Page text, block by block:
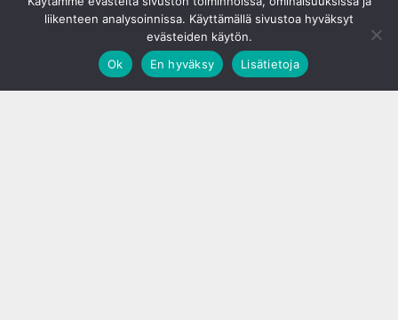
liikenteen analysoinnissa. Käyttämällä sivustoa hyväksyt
evästeiden käytön.
Ok
En hyväksy Lisätietoja